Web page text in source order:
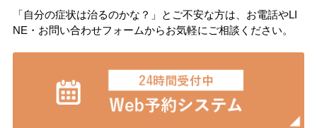
「自分の症状は治るのかな？」とご不安な方は、お電話やLI
NE・お問い合わせフォームからお気軽にご相談ください。